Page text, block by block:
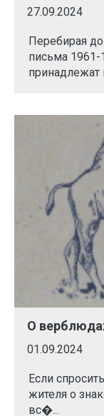
27.09.2024
Перебирая
письма
принадлежат
О
01.09.2024
Если
жителя о
вс�...